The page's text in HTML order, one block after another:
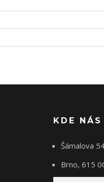
KDE
Šámalova
Brno, 615